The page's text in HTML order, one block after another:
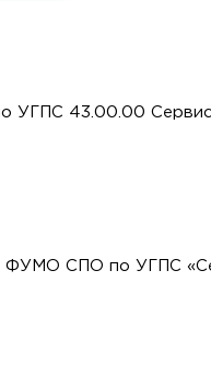
УГПС 43.00.00
ФУМО СПО по УГПС